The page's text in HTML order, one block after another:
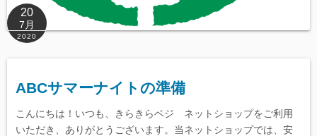
20
7月
2020
ABCサマーナイトの準備
こんにちは！いつも、きらきらベジ ネットショップをご利用
いただき、ありがとうございます。当ネットショップでは、安